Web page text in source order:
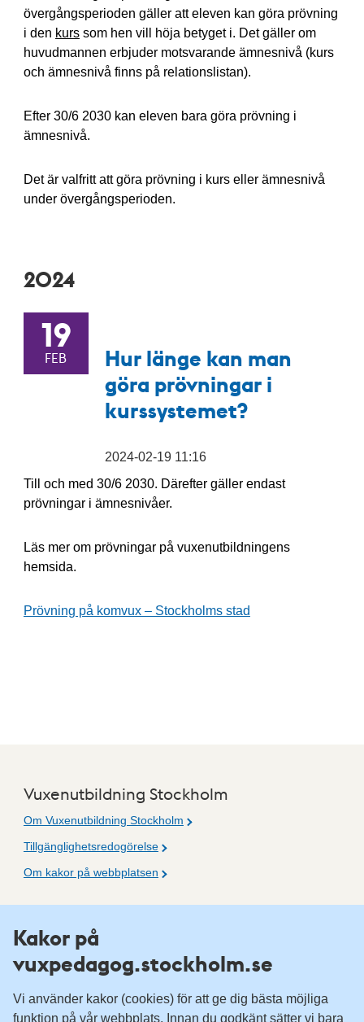
övergångsperioden gäller att eleven kan göra prövning
i den kurssom hen vill höja betyget i. Det gäller om
huvudmannen erbjuder motsvarande ämnesnivå (kurs
och ämnesnivå finns på relationslistan).
Efter 30/6 2030 kan eleven bara göra prövning i
ämnesnivå.
Det är valfritt att göra prövning i kurs eller ämnesnivå
under övergångsperioden.
2024
19
FEB
Hur länge kan man
göra prövningar i
kurssystemet?
2024-02-19 11:16
Till och med 30/6 2030. Därefter gäller endast
prövningar i ämnesnivåer.
Läs mer om prövningar på vuxenutbildningens
hemsida.
Prövning på komvux – Stockholms stad
Vuxenutbildning Stockholm
Om Vuxenutbildning Stockholm
Tillgänglighetsredogörelse
Om kakor på webbplatsen
Fler resurser
Vuxenutbildning Stockholm
Information för leverantörsskolor
Kakor på
vuxpedagog.stockholm.se
Vi använder kakor (cookies) för att ge dig bästa möjliga
funktion på vår webbplats. Innan du godkänt sätter vi bara